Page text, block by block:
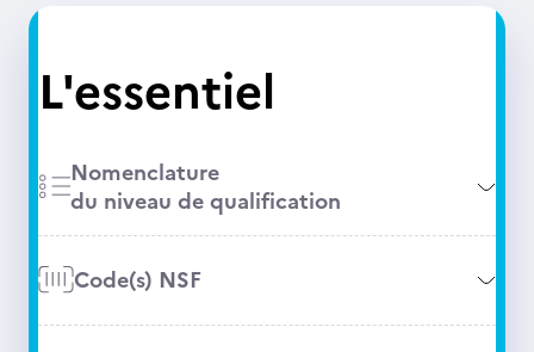
L'essentiel
Nomenclature
du niveau de qualification
Code(s) NSF